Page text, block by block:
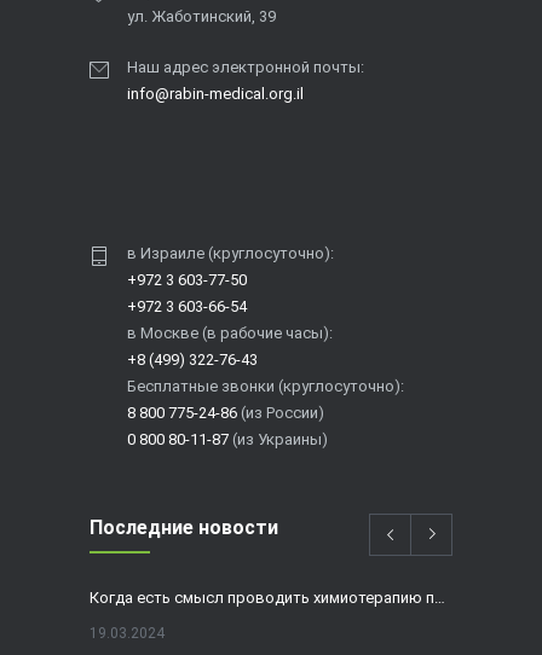
ул. Жаботинский, 39
Наш адрес электронной почты:
info@rabin-medical.org.il
в Израиле (круглосуточно):
+972 3 603-77-50
+972 3 603-66-54
в Москве (в рабочие часы):
+8 (499) 322-76-43
Бесплатные звонки (круглосуточно):
8 800 775-24-86 (из России)
0 800 80-11-87 (из Украины)
Последние новости
19.03.2024